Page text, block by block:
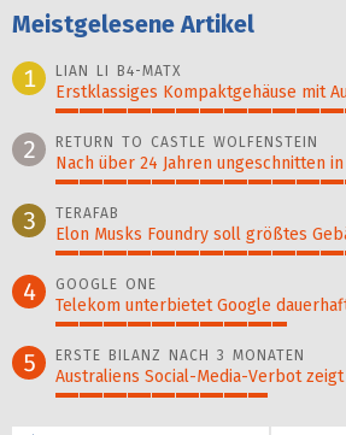
Meistgelesene Artikel
1
LIAN LI B4-MATX
Erstklassiges Kompaktgehäuse mit
2 RETURN TO CASTLE WOLFENSTEIN
Nach über 24 Jahren ungeschnitten
3 TERAFAB
Elon Musks Foundry soll größ­tes
4 GOOGLE ONE
Telekom unterbietet Google
5 ERSTE BILANZ NACH 3 MONATEN
Australiens Social-Media-Verbot